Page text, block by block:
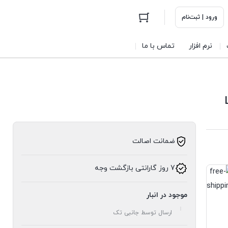
ورود | ثبت‌نام
نرم افزار تماس با ما
ضمانت اصالت
7 روز گارانتی بازگشت وجه
موجود در انبار
ارسال توسط جانبی تک